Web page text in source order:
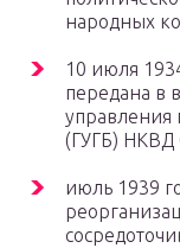
народных
10 июля
передана в
управления
(ГУГБ) НКВД
июль 1939